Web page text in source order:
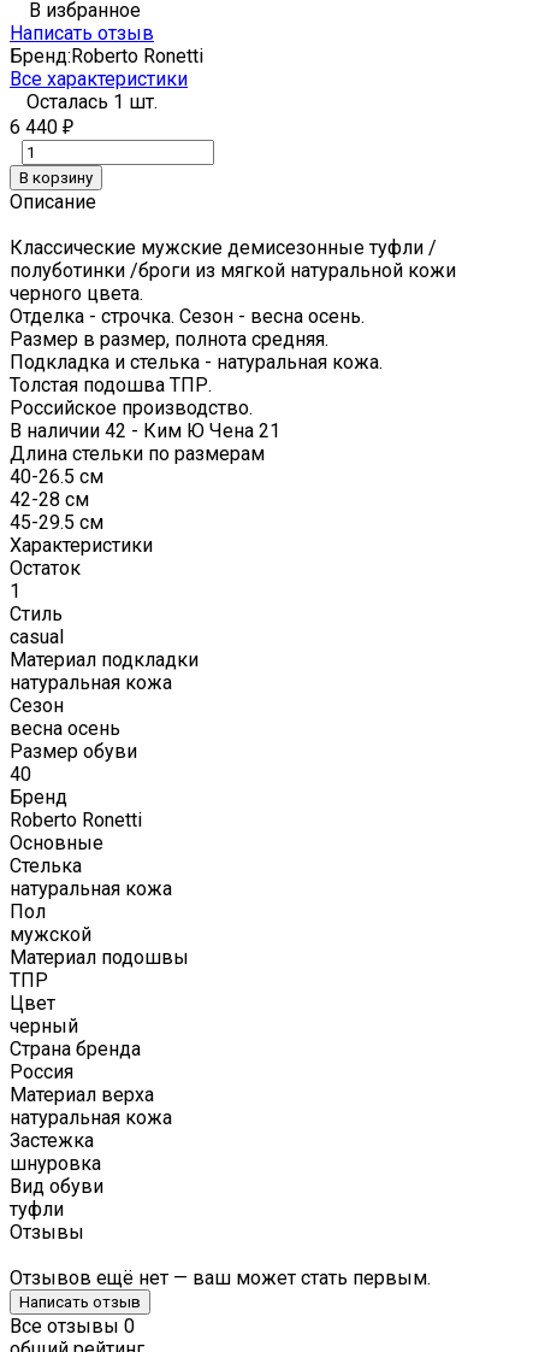
В избранное
Написать отзыв
Бренд:Roberto Ronetti
Все характеристики
Осталась 1 шт.
6 440 ₽
В корзину
Описание
Классические мужские демисезонные туфли /
полуботинки /броги из мягкой натуральной кожи
черного цвета.
Отделка - строчка. Сезон - весна осень.
Размер в размер, полнота средняя.
Подкладка и стелька - натуральная кожа.
Толстая подошва ТПР.
Российское производство.
В наличии 42 - Ким Ю Чена 21
Длина стельки по размерам
40-26.5 см
42-28 см
45-29.5 см
Характеристики
Остаток
1
Стиль
casual
Материал подкладки
натуральная кожа
Сезон
весна осень
Размер обуви
40
Бренд
Roberto Ronetti
Основные
Стелька
натуральная кожа
Пол
мужской
Материал подошвы
ТПР
Цвет
черный
Страна бренда
Россия
Материал верха
натуральная кожа
Застежка
шнуровка
Вид обуви
туфли
Отзывы
Отзывов ещё нет — ваш может стать первым.
Написать отзыв
Все отзывы 0